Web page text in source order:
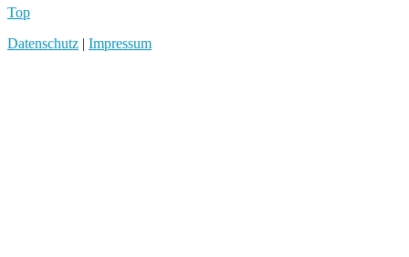
Top
Datenschutz | Impressum